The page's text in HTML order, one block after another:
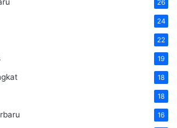
26
24
22
19
18
18
16